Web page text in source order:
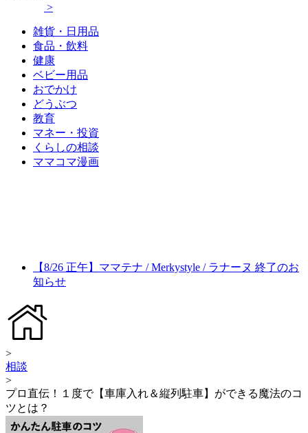
>
雑貨・日用品
食品・飲料
健康
ベビー用品
おでかけ
どうぶつ
教育
マネー・投資
くらしの相談
ママコマ漫画
【8/26 正午】ママテナ / Merkystyle / ラナーヌ 終了のお
知らせ
>
相談
>
プロ直伝！１度で【車庫入れ＆縦列駐車】ができる魔法のコ
ツとは？